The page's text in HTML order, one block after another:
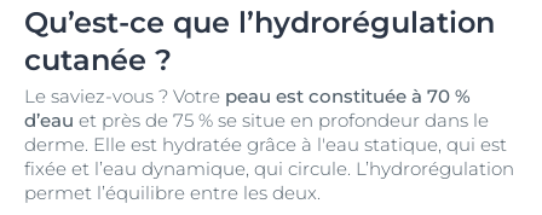
Qu’est-ce que l’hydrorégulation
cutanée ?
Le saviez-vous ? Votre peau est constituée à 70 %
d’eau et près de 75 % se situe en profondeur dans le
derme. Elle est hydratée grâce à l'eau statique, qui est
fixée et l’eau dynamique, qui circule. L’hydrorégulation
permet l’équilibre entre les deux.